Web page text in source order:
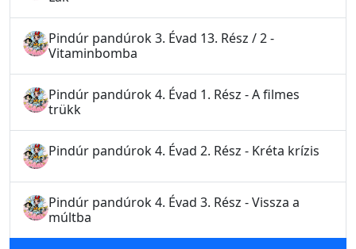
Pindúr pandúrok 3. Évad 13. Rész / 2 -
Vitaminbomba
Pindúr pandúrok 4. Évad 1. Rész - A filmes
trükk
Pindúr pandúrok 4. Évad 2. Rész - Kréta krízis
Pindúr pandúrok 4. Évad 3. Rész - Vissza a
múltba